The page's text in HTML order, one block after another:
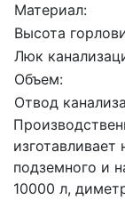
Материал:
Высота
Люк
Объем:
Отвод
подземного и
10000 л,